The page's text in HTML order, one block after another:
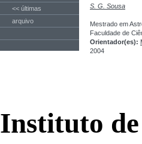
<< últimas
arquivo
S. G. Sousa
Mestrado em
Faculdade de
Orientador(es):
2004
Instituto de